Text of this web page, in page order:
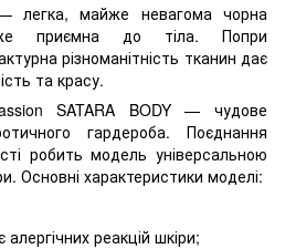
легка, майже невагома чорна
приємна до тіла. Попри
різноманітність тканин дає
та красу.
SATARA BODY — чудове
гардероба. Поєднання
робить модель універсальною
Основні характеристики моделі:
реакцій шкіри;